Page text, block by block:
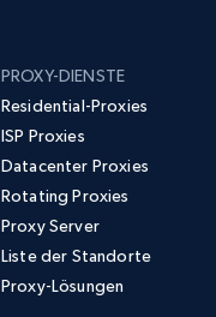
PROXY-DIENSTE
Residential-Proxies
ISP Proxies
Datacenter Proxies
Rotating Proxies
Proxy Server
Liste der Standorte
Proxy-Lösungen